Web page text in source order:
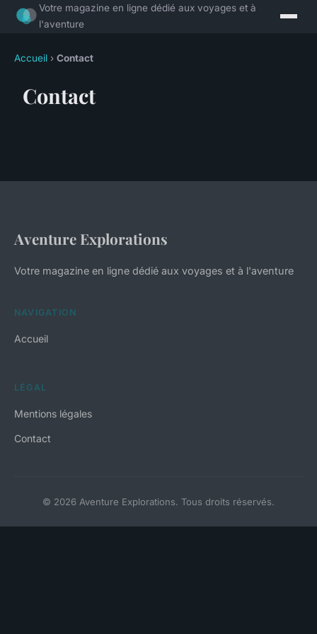
Votre magazine en ligne dédié aux voyages et à
l'aventure
Accueil › Contact
Contact
Aventure Explorations
Votre magazine en ligne dédié aux voyages et à l'aventure
NAVIGATION
Accueil
LÉGAL
Mentions légales
Contact
© 2026 Aventure Explorations. Tous droits réservés.